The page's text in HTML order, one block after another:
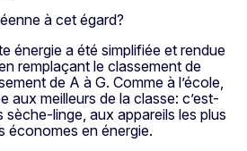
à cet égard?
énergie a été simplifiée et rendue
remplaçant le classement de
de A à G. Comme à l’école,
aux meilleurs de la classe: c’est-
sèche-linge, aux appareils les plus
économes en énergie.